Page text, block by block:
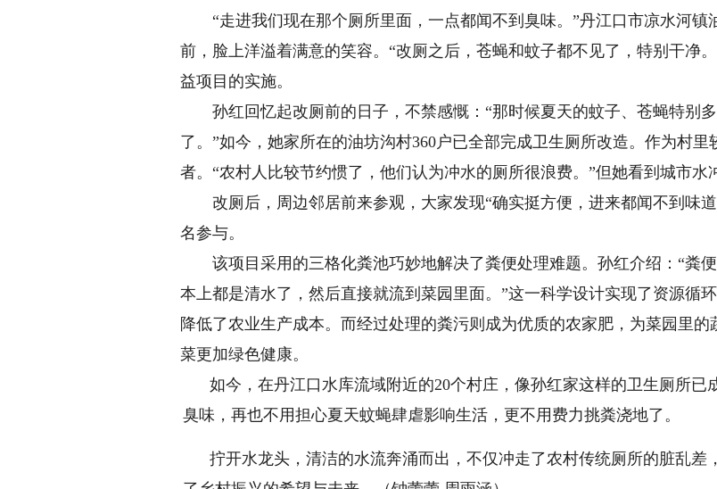
“走进我们现在那个厕所里面，一点都闻不到臭味。”丹江口市凉水河镇
前，脸上洋溢着满意的笑容。“改厕之后，苍蝇和蚊子都不见了，特别干净
益项目的实施。
孙红回忆起改厕前的日子，不禁感慨：“那时候夏天的蚊子、苍蝇特别
了。”如今，她家所在的油坊沟村360户已全部完成卫生厕所改造。作为村
者。“农村人比较节约惯了，他们认为冲水的厕所很浪费。”但她看到城市水
改厕后，周边邻居前来参观，大家发现“确实挺方便，进来都闻不到味
名参与。
该项目采用的三格化粪池巧妙地解决了粪便处理难题。孙红介绍：“粪
本上都是清水了，然后直接就流到菜园里面。”这一科学设计实现了资源循
降低了农业生产成本。而经过处理的粪污则成为优质的农家肥，为菜园里
菜更加绿色健康。
如今，在丹江口水库流域附近的20个村庄，像孙红家这样的卫生厕所
臭味，再也不用担心夏天蚊蝇肆虐影响生活，更不用费力挑粪浇地了。​
拧开水龙头，清洁的水流奔涌而出，不仅冲走了农村传统厕所的脏乱